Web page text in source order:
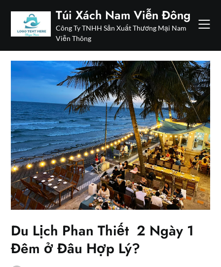
content
Túi Xách Nam Viễn Đông
Công Ty TNHH Sản Xuất Thương Mại Nam
Viễn Thông
Du Lịch Phan Thiết 2 Ngày 1
Đêm ở Đâu Hợp Lý?